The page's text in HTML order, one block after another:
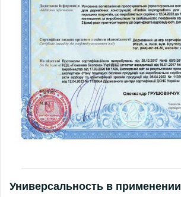
Универсальность в применении